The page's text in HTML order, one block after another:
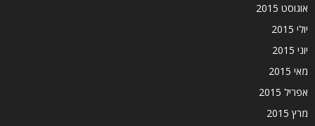
אוגוסט 2015
יולי 2015
יוני 2015
מאי 2015
אפריל 2015
מרץ 2015